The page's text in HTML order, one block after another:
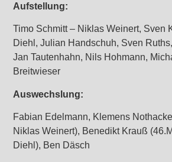
Aufstellung:
Timo Schmitt – Niklas Weinert, Sven
Diehl, Julian Handschuh, Sven
Jan Tautenhahn, Nils Hohmann,
Breitwieser
Auswechslung:
Fabian Edelmann, Klemens
Niklas Weinert), Benedikt Krauß
Diehl), Ben Däsch